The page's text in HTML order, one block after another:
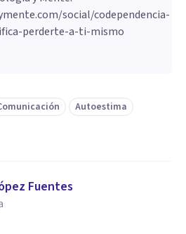
social/codependencia-
perderte-a-ti-mismo
Autoestima
Fuentes